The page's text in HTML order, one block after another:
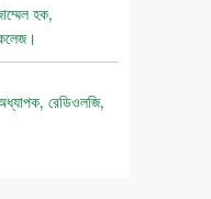
হক,
রেডিওলজি,